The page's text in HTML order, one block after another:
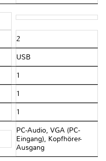
2
USB
1
1
1
PC-Audio, VGA (PC-
Eingang), Kopfhörer-
Ausgang